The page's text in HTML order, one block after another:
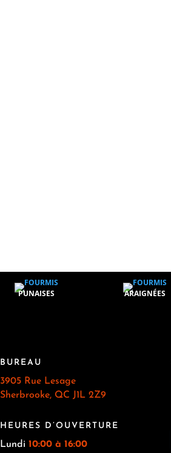
PUNAISES ARAIGNÉES
BUREAU
3905 Rue Lesage
Sherbrooke, QC J1L 2Z9
HEURES D’OUVERTURE
Lundi 10:00 à 16:00